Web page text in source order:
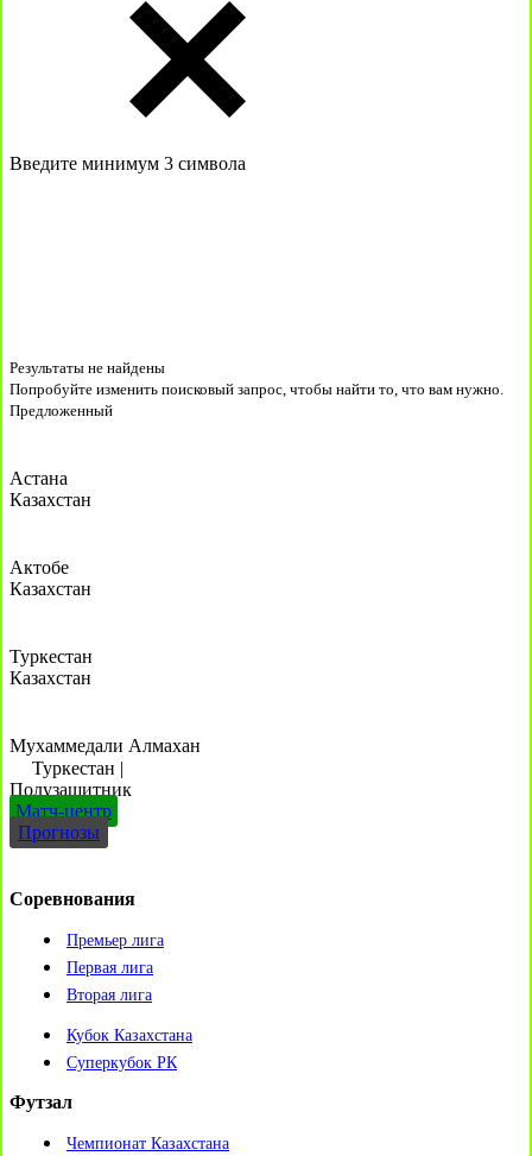
Введите минимум 3 символа
Результаты не найдены
Попробуйте изменить поисковый запрос, чтобы найти то, что вам нужно.
Предложенный
Астана
Казахстан
Актобе
Казахстан
Туркестан
Казахстан
Мухаммедали Алмахан
Туркестан |
Полузащитник
Матч-центр
Прогнозы
Соревнования
Премьер лига
Первая лига
Вторая лига
Кубок Казахстана
Суперкубок РК
Футзал
Чемпионат Казахстана